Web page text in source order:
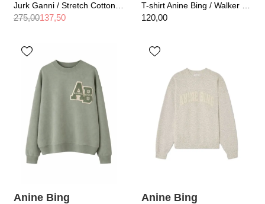
275,00137,50 120,00
Anine Bing Anine Bing